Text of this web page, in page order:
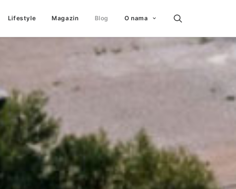
Lifestyle Magazin Blog O nama